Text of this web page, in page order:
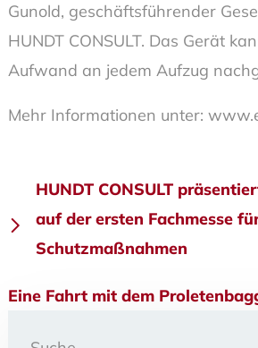
Gunold, geschäftsführender
HUNDT CONSULT. Das Gerät
Aufwand an jedem Aufzug
Mehr Informationen unter:
HUNDT CONSULT
auf der ersten Fachmesse
Schutzmaßnahmen
Eine Fahrt mit dem